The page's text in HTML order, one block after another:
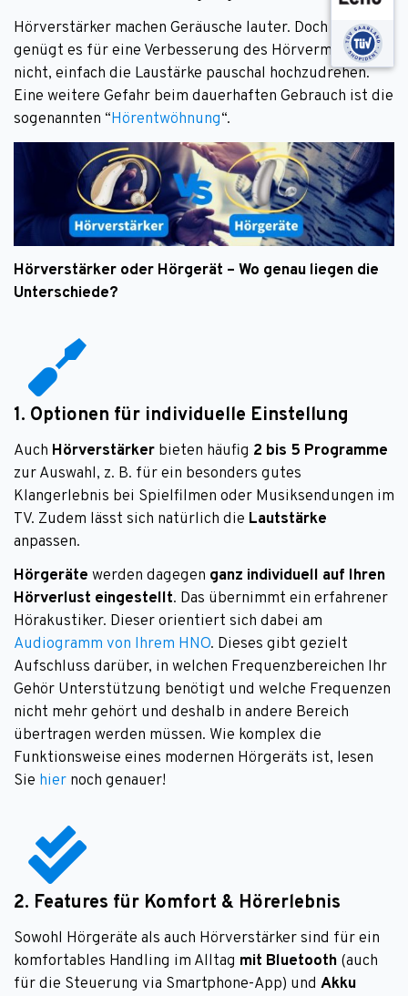
Hörverstärker machen Geräusche lauter. Doch leider
genügt es für eine Verbesserung des Hörvermögens
nicht, einfach die Laustärke pauschal hochzudrehen.
Eine weitere Gefahr beim dauerhaften Gebrauch ist die
sogenannten “Hörentwöhnung“.
Hörverstärker oder Hörgerät – Wo genau liegen die
Unterschiede?
1. Optionen für individuelle Einstellung
Auch Hörverstärker bieten häufig 2 bis 5 Programme
zur Auswahl, z. B. für ein besonders gutes
Klangerlebnis bei Spielfilmen oder Musiksendungen im
TV. Zudem lässt sich natürlich die Lautstärke
anpassen.
Hörgeräte werden dagegen ganz individuell auf Ihren
Hörverlust eingestellt. Das übernimmt ein erfahrener
Hörakustiker. Dieser orientiert sich dabei am
Audiogramm von Ihrem HNO. Dieses gibt gezielt
Aufschluss darüber, in welchen Frequenzbereichen Ihr
Gehör Unterstützung benötigt und welche Frequenzen
nicht mehr gehört und deshalb in andere Bereich
übertragen werden müssen. Wie komplex die
Funktionsweise eines modernen Hörgeräts ist, lesen
Sie hier noch genauer!
2. Features für Komfort & Hörerlebnis
Sowohl Hörgeräte als auch Hörverstärker sind für ein
komfortables Handling im Alltag mit Bluetooth (auch
für die Steuerung via Smartphone-App) und Akku